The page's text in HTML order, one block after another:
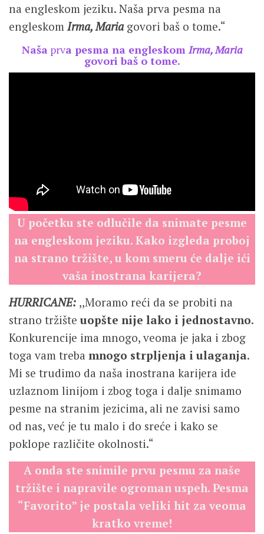
na engleskom jeziku. Naša prva pesma na
engleskom Irma, Maria govori baš o tome.“
Naša prva pesma na engleskom Irma, Maria
govori baš o tome.
U početku ste odlučile da snimate pesme
na engleskom jeziku. Kako izgleda proboj
na strano tržište, u kom smeru će dalje ići
vaša inostrana karijera?
HURRICANE: ,,Moramo reći da se probiti na
strano tržište uopšte nije lako i jednostavno.
Konkurencije ima mnogo, veoma je jaka i zbog
toga vam treba mnogo strpljenja i ulaganja.
Mi se trudimo da naša inostrana karijera ide
uzlaznom linijom i zbog toga i dalje snimamo
pesme na stranim jezicima, ali ne zavisi samo
od nas, već je tu malo i do sreće i kako se
poklope različite okolnosti.“
A onda ste snimile prvu pesmu za naše
tržište i napravile ogroman uspeh. Pesma
“Favorito” je postala veliki hit za veoma
kratko vreme!